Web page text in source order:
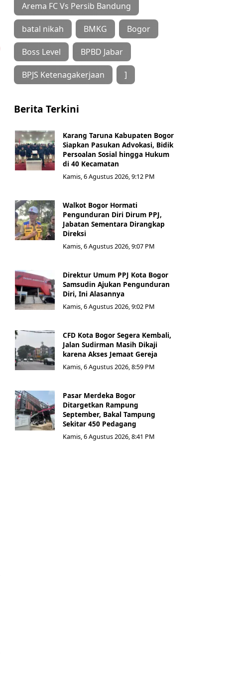
Arema FC Vs Persib Bandung
batal nikah BMKG Bogor
Boss Level BPBD Jabar
BPJS Ketenagakerjaan ]
Berita Terkini
Karang Taruna Kabupaten Bogor
Siapkan Pasukan Advokasi, Bidik
Persoalan Sosial hingga Hukum
di 40 Kecamatan
Kamis, 6 Agustus 2026, 9:12 PM
Walkot Bogor Hormati
Pengunduran Diri Dirum PPJ,
Jabatan Sementara Dirangkap
Direksi
Kamis, 6 Agustus 2026, 9:07 PM
Direktur Umum PPJ Kota Bogor
Samsudin Ajukan Pengunduran
Diri, Ini Alasannya
Kamis, 6 Agustus 2026, 9:02 PM
CFD Kota Bogor Segera Kembali,
Jalan Sudirman Masih Dikaji
karena Akses Jemaat Gereja
Kamis, 6 Agustus 2026, 8:59 PM
Pasar Merdeka Bogor
Ditargetkan Rampung
September, Bakal Tampung
Sekitar 450 Pedagang
Kamis, 6 Agustus 2026, 8:41 PM